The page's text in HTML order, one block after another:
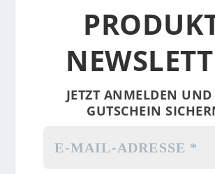
JETZT ANMELDEN
GUTSCHEIN